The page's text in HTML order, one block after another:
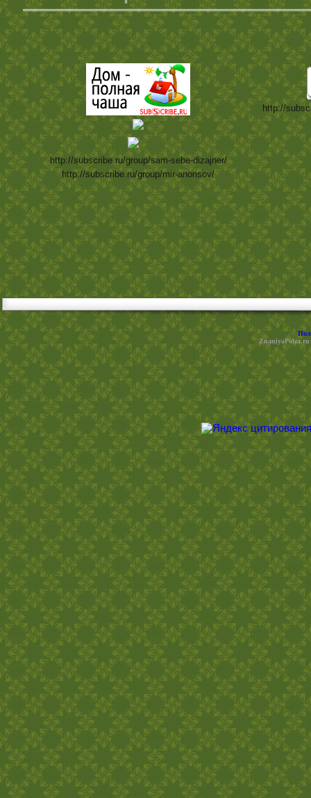
http://subscribe.ru/group/sam-sebe-dizajner/
http://subscribe.ru/group/mir-anonsov/
http://